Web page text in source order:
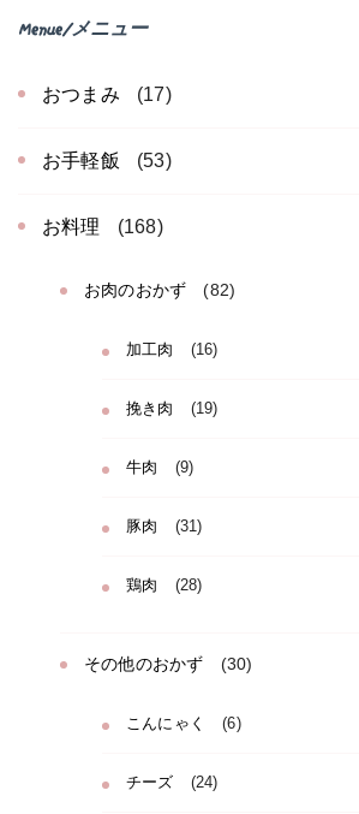
Menue/メニュー
おつまみ (17)
お手軽飯 (53)
お料理 (168)
お肉のおかず (82)
加工肉 (16)
挽き肉 (19)
牛肉 (9)
豚肉 (31)
鶏肉 (28)
その他のおかず (30)
こんにゃく (6)
チーズ (24)